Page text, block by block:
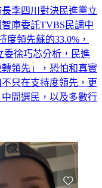
李四川對決民進黨立
庫委託TVBS民調中
度領先蘇的33.0%，
委徐巧芯分析，民進
領先」，恐怕和真實
只在支持度領先，更
間選民，以及多數行